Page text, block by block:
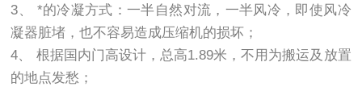
3、 *的冷凝方式：一半自然对流，一半风冷，即使风冷
凝器脏堵，也不容易造成压缩机的损坏；
4、 根据国内门高设计，总高1.89米，不用为搬运及放置
的地点发愁；